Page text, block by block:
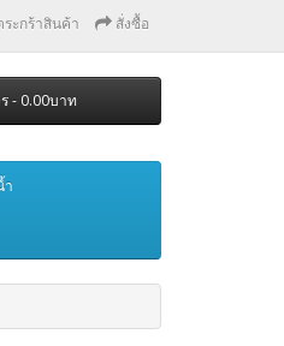
ระกร้าสินค้า สั่งซื้อ
- 0.00บาท
ำ